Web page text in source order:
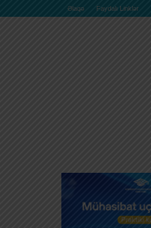
Əlaqə Faydalı Linklər